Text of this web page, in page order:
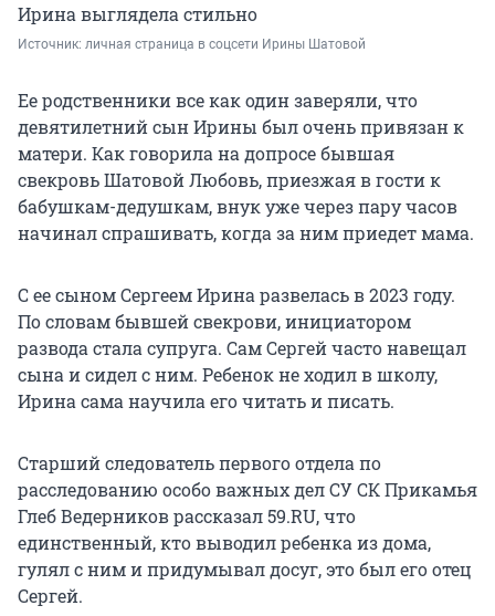
Ирина выглядела стильно
Источник: личная страница в соцсети Ирины Шатовой
Ее родственники все как один заверяли, что
девятилетний сын Ирины был очень привязан к
матери. Как говорила на допросе бывшая
свекровь Шатовой Любовь, приезжая в гости к
бабушкам-дедушкам, внук уже через пару часов
начинал спрашивать, когда за ним приедет мама.
С ее сыном Сергеем Ирина развелась в 2023 году.
По словам бывшей свекрови, инициатором
развода стала супруга. Сам Сергей часто навещал
сына и сидел с ним. Ребенок не ходил в школу,
Ирина сама научила его читать и писать.
Старший следователь первого отдела по
расследованию особо важных дел СУ СК Прикамья
Глеб Ведерников рассказал 59.RU, что
единственный, кто выводил ребенка из дома,
гулял с ним и придумывал досуг, это был его отец
Сергей.